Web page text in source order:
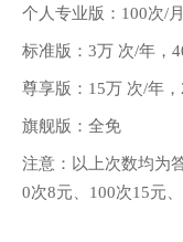
个人专业版：100次/月
标准版：3万 次/年，
尊享版：15万 次/年，
旗舰版：全免
注意：以上次数均为
0次8元、100次15元